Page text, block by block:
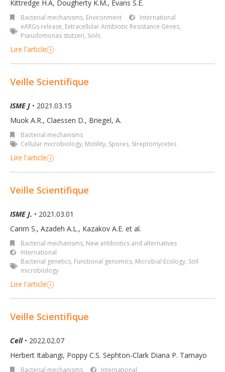
Kittredge H.A, Dougherty K.M., Evans S.E.
Bacterial mechanisms, Environment
International
eARGs release, Extracellular Antibiotic Resistance Genes,
Pseudomonas stutzeri, Soils
Lire l'article
Veille Scientifique
ISME J • 2021.03.15
Muok A.R., Claessen D., Briegel, A.
Bacterial mechanisms
Cellular microbiology, Motility, Spores, Streptomycetes
Lire l'article
Veille Scientifique
ISME J. • 2021.03.01
Carim S., Azadeh A.L., Kazakov A.E. et al.
Bacterial mechanisms, New antibiotics and alternatives
International
Bacterial genetics, Functional genomics, Microbial Ecology, Soil
microbiology
Lire l'article
Veille Scientifique
Cell• 2022.02.07
Herbert Itabangi, Poppy C.S. Sephton-Clark Diana P. Tamayo
Bacterial mechanisms International